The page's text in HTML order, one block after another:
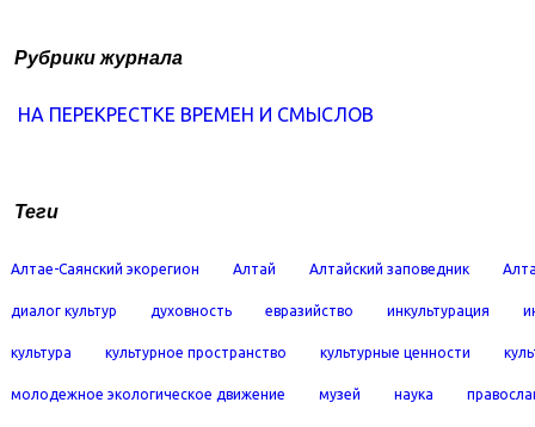
Рубрики журнала
НА ПЕРЕКРЕСТКЕ ВРЕМЕН И СМЫСЛОВ
Теги
Алтае-Саянский экорегион Алтай Алтайский заповедник
диалог культур духовность евразийство инкультурация
культура культурное пространство культурные ценности
молодежное экологическое движение музей наука